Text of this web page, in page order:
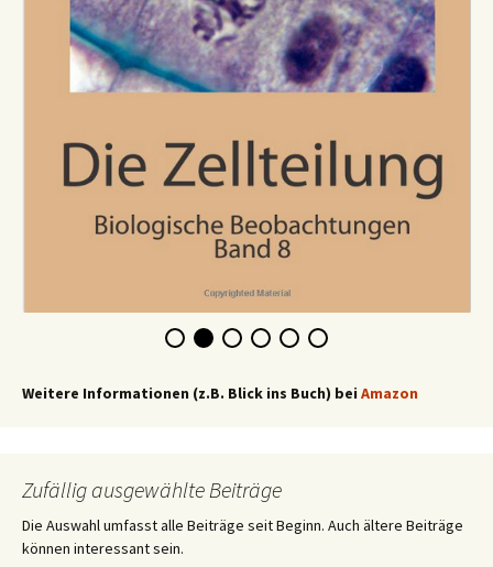
Weitere Informationen (z.B. Blick ins Buch) bei Amazon
Zufällig ausgewählte Beiträge
Die Auswahl umfasst alle Beiträge seit Beginn. Auch ältere Beiträge
können interessant sein.